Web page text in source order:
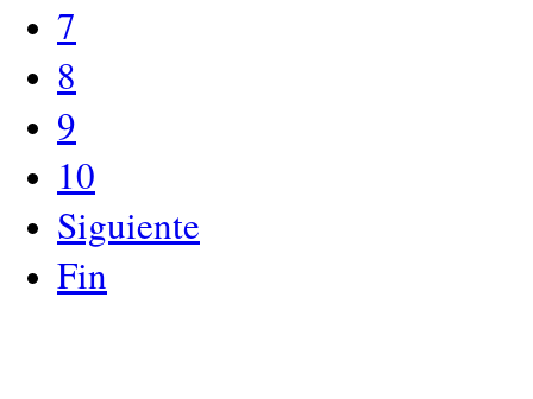
7
8
9
10
Siguiente
Fin